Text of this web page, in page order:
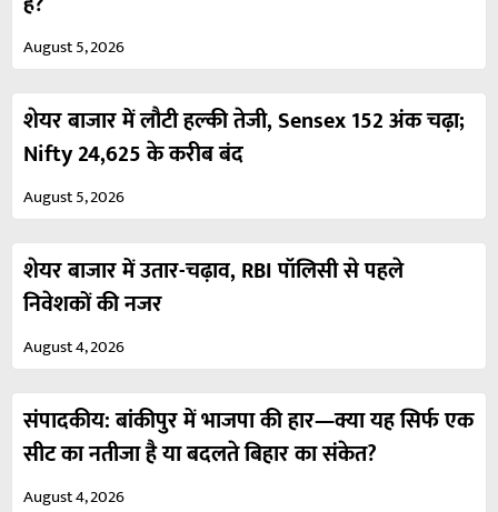
August 5, 2026
शेयर बाजार में लौटी हल्की तेजी, Sensex 152 अंक चढ़ा;
Nifty 24,625 के करीब बंद
August 5, 2026
शेयर बाजार में उतार-चढ़ाव, RBI पॉलिसी से पहले
निवेशकों की नजर
August 4, 2026
संपादकीय: बांकीपुर में भाजपा की हार—क्या यह सिर्फ एक
सीट का नतीजा है या बदलते बिहार का संकेत?
August 4, 2026